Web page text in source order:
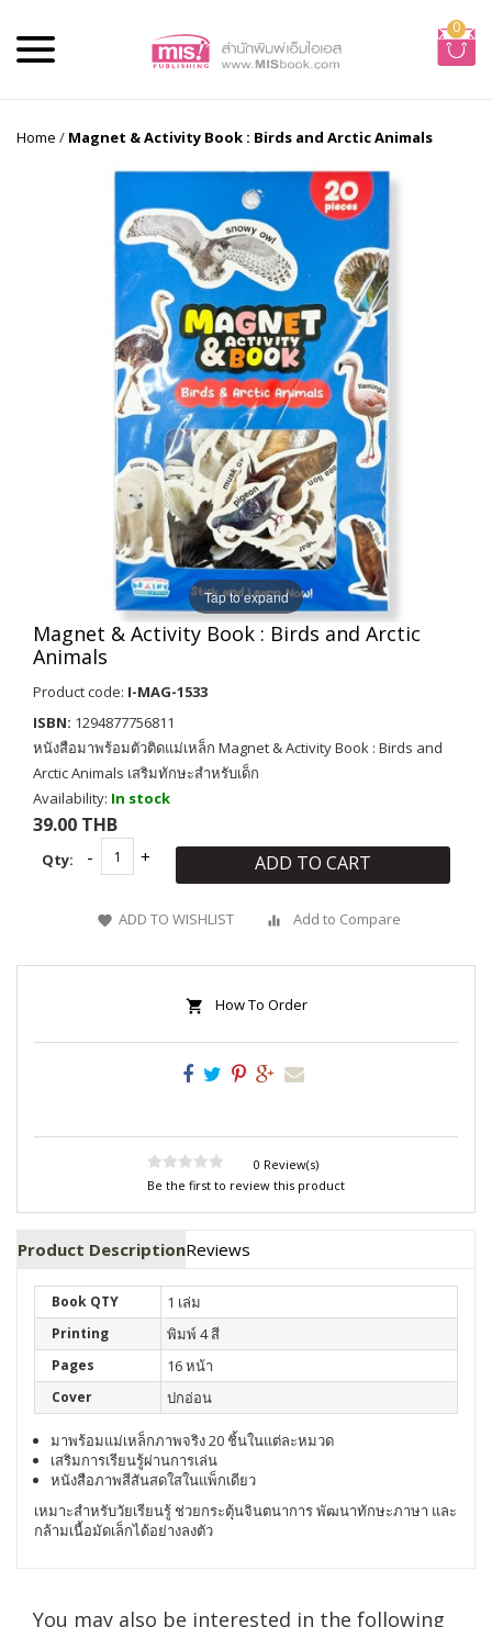
0
Home / Magnet & Activity Book : Birds and Arctic Animals
Tap to expand
Magnet & Activity Book : Birds and Arctic
Animals
Product code: I-MAG-1533
ISBN: 1294877756811
หนังสือมาพร้อมตัวติดแม่เหล็ก Magnet & Activity Book : Birds and
Arctic Animals เสริมทักษะสำหรับเด็ก
Availability: In stock
39.00 THB
Qty: ADD TO CART
ADD TO WISHLIST Add to Compare
How To Order
0 Review(s)
Be the first to review this product
Product DescriptionReviews
Book QTY 1 เล่ม
Printing พิมพ์ 4 สี
Pages 16 หน้า
Cover ปกอ่อน
มาพร้อมแม่เหล็กภาพจริง 20 ชิ้นในแต่ละหมวด
เสริมการเรียนรู้ผ่านการเล่น
หนังสือภาพสีสันสดใสในแพ็กเดียว
เหมาะสำหรับวัยเรียนรู้ ช่วยกระตุ้นจินตนาการ พัฒนาทักษะภาษา และ
กล้ามเนื้อมัดเล็กได้อย่างลงตัว
You may also be interested in the following